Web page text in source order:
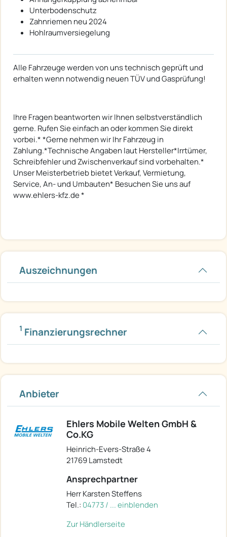
Unterbodenschutz
Zahnriemen neu 2024
Hohlraumversiegelung
Alle Fahrzeuge werden von uns technisch geprüft und
erhalten wenn notwendig neuen TÜV und Gasprüfung!
Ihre Fragen beantworten wir Ihnen selbstverständlich
gerne. Rufen Sie einfach an oder kommen Sie direkt
vorbei.* *Gerne nehmen wir Ihr Fahrzeug in
Zahlung.*Technische Angaben laut Hersteller*Irrtümer,
Schreibfehler und Zwischenverkauf sind vorbehalten.*
Unser Meisterbetrieb bietet Verkauf, Vermietung,
Service, An- und Umbauten* Besuchen Sie uns auf
www.ehlers-kfz.de *
Auszeichnungen
1 Finanzierungsrechner
Anbieter
Ehlers Mobile Welten GmbH &
Co.KG
Heinrich-Evers-Straße 4
21769 Lamstedt
Ansprechpartner
Herr Karsten Steffens
Tel.: 04773 / ... einblenden
Zur Händlerseite